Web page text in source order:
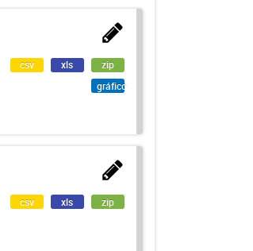
csv xls
zip
gráfico
csv xls zip